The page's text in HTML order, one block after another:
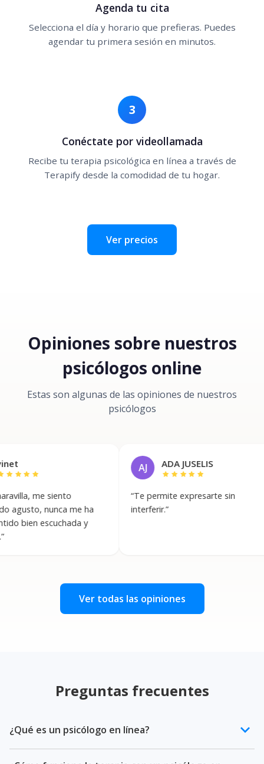
Agenda tu cita
Selecciona el día y horario que prefieras. Puedes
agendar tu primera sesión en minutos.
3
Conéctate por videollamada
Recibe tu terapia psicológica en línea a través de
Terapify desde la comodidad de tu hogar.
Ver precios
Opiniones sobre nuestros
psicólogos online
Estas son algunas de las opiniones de nuestros
psicólogos
siento
nunca me ha
escuchada y
ADA JUSELIS
star starstarstar star
Te permite expresarte sin
interferir.”
Ver todas las opiniones
Preguntas frecuentes
¿Qué es un psicólogo en línea? keyboard_arrow_down